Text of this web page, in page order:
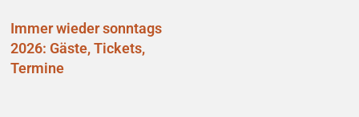
Immer wieder sonntags
2026: Gäste, Tickets,
Termine